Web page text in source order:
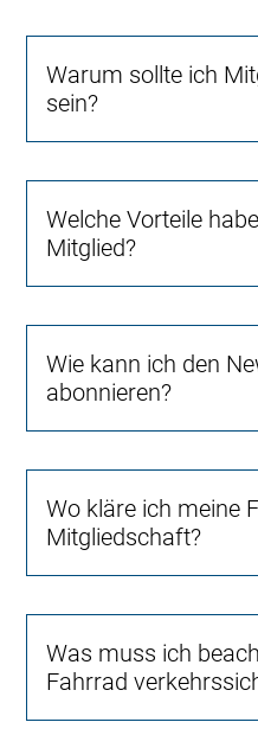
Warum sollte ich
sein?
Welche Vorteile
Mitglied?
Wie kann ich den
abonnieren?
Wo kläre ich meine
Mitgliedschaft?
Was muss ich
Fahrrad